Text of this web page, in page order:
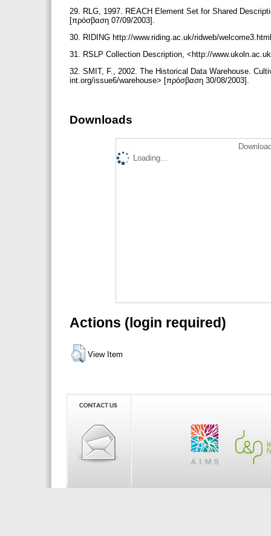
29. RLG, 1997. REACH Element Set for Shared
[πρόσβαση 07/09/2003].
30. RIDING http://www.riding.ac.uk/ridweb/
31. RSLP Collection Description, <http://
32. SMIT, F., 2002. The Historical Data Warehouse.
int.org/issue6/warehouse> [πρόσβαση 30/08/2003].
Downloads
Loading...
Actions (login required)
View Item